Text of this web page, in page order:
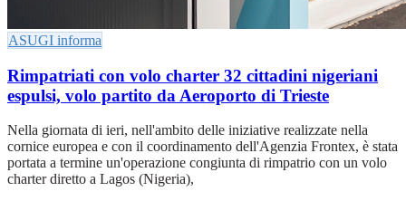
ASUGI informa
Rimpatriati con volo charter 32 cittadini nigeriani
espulsi, volo partito da Aeroporto di Trieste
Nella giornata di ieri, nell'ambito delle iniziative realizzate nella
cornice europea e con il coordinamento dell'Agenzia Frontex, è stata
portata a termine un'operazione congiunta di rimpatrio con un volo
charter diretto a Lagos (Nigeria),